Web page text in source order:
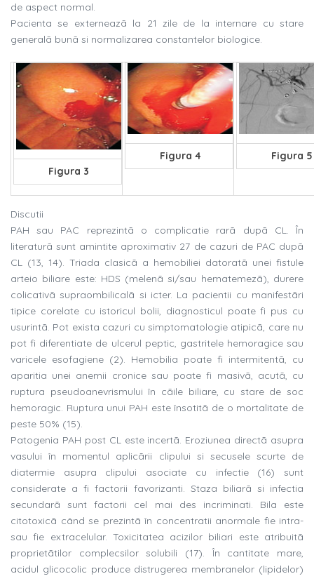
de aspect normal.
Pacienta se externeazã la 21 zile de la internare cu stare
generalã bunã si normalizarea constantelor biologice.
Figura 3
Figura 4 Figura 5
Discutii
PAH sau PAC reprezintã o complicatie rarã dupã CL. În
literaturã sunt amintite aproximativ 27 de cazuri de PAC dupã
CL (13, 14). Triada clasicã a hemobiliei datoratã unei fistule
arteio biliare este: HDS (melenã si/sau hematemezã), durere
colicativã supraombilicalã si icter. La pacientii cu manifestãri
tipice corelate cu istoricul bolii, diagnosticul poate fi pus cu
usurintã. Pot exista cazuri cu simptomatologie atipicã, care nu
pot fi diferentiate de ulcerul peptic, gastritele hemoragice sau
varicele esofagiene (2). Hemobilia poate fi intermitentã, cu
aparitia unei anemii cronice sau poate fi masivã, acutã, cu
ruptura pseudoanevrismului în cãile biliare, cu stare de soc
hemoragic. Ruptura unui PAH este însotitã de o mortalitate de
peste 50% (15).
Patogenia PAH post CL este incertã. Eroziunea directã asupra
vasului în momentul aplicãrii clipului si secusele scurte de
diatermie asupra clipului asociate cu infectie (16) sunt
considerate a fi factorii favorizanti. Staza biliarã si infectia
secundarã sunt factorii cel mai des incriminati. Bila este
citotoxicã când se prezintã în concentratii anormale fie intra-
sau fie extracelular. Toxicitatea acizilor biliari este atribuitã
proprietãtilor complecsilor solubili (17). În cantitate mare,
acidul glicocolic produce distrugerea membranelor (lipidelor)